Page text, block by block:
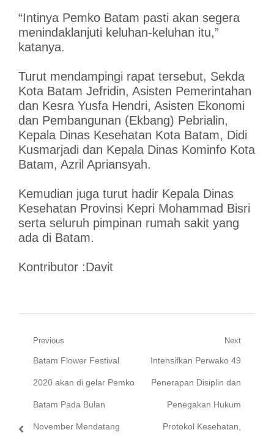
“Intinya Pemko Batam pasti akan segera
menindaklanjuti keluhan-keluhan itu,”
katanya.
Turut mendampingi rapat tersebut, Sekda
Kota Batam Jefridin, Asisten Pemerintahan
dan Kesra Yusfa Hendri, Asisten Ekonomi
dan Pembangunan (Ekbang) Pebrialin,
Kepala Dinas Kesehatan Kota Batam, Didi
Kusmarjadi dan Kepala Dinas Kominfo Kota
Batam, Azril Apriansyah.
Kemudian juga turut hadir Kepala Dinas
Kesehatan Provinsi Kepri Mohammad Bisri
serta seluruh pimpinan rumah sakit yang
ada di Batam.
Kontributor :Davit
Navigasi
pos
Previous
Previous
post:
Batam Flower Festival
2020 akan di gelar Pemko
Batam Pada Bulan
November Mendatang
Next
Next
post:
Intensifkan Perwako 49
Penerapan Disiplin dan
Penegakan Hukum
Protokol Kesehatan,